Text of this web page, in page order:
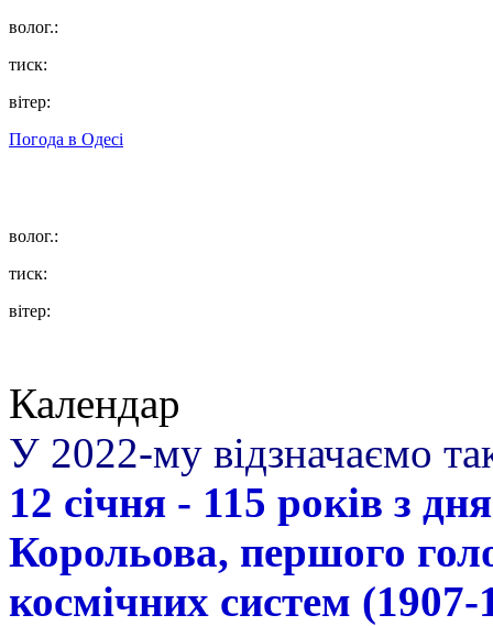
волог.:
тиск:
вітер:
Погода в Одесі
волог.:
тиск:
вітер:
Календар
У 2022-му відзначаємо
12 січня - 115 років з
Корольова, першого
космічних систем (1907-